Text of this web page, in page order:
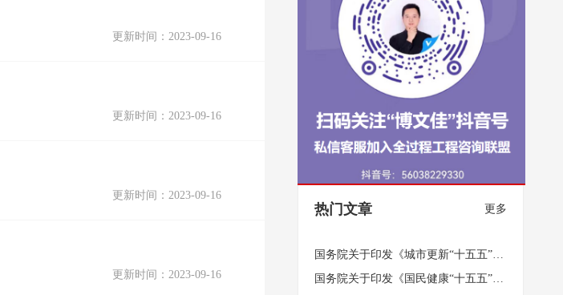
更新时间：2023-09-16
更新时间：2023-09-16
更新时间：2023-09-16
更新时间：2023-09-16
热门文章 更多